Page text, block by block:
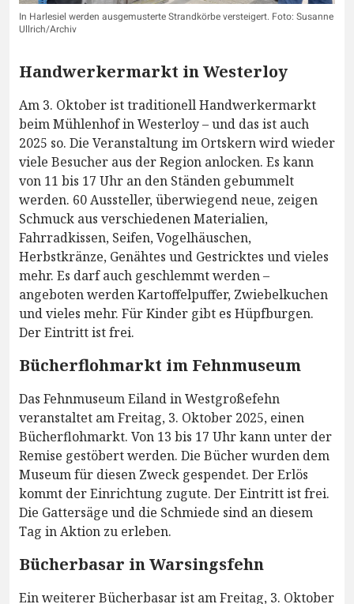
In Harlesiel werden ausgemusterte Strandkörbe versteigert. Foto: Susanne
Ullrich/Archiv
Handwerkermarkt in Westerloy
Am 3. Oktober ist traditionell Handwerkermarkt
beim Mühlenhof in Westerloy – und das ist auch
2025 so. Die Veranstaltung im Ortskern wird wieder
viele Besucher aus der Region anlocken. Es kann
von 11 bis 17 Uhr an den Ständen gebummelt
werden. 60 Aussteller, überwiegend neue, zeigen
Schmuck aus verschiedenen Materialien,
Fahrradkissen, Seifen, Vogelhäuschen,
Herbstkränze, Genähtes und Gestricktes und vieles
mehr. Es darf auch geschlemmt werden –
angeboten werden Kartoffelpuffer, Zwiebelkuchen
und vieles mehr. Für Kinder gibt es Hüpfburgen.
Der Eintritt ist frei.
Bücherflohmarkt im Fehnmuseum
Das Fehnmuseum Eiland in Westgroßefehn
veranstaltet am Freitag, 3. Oktober 2025, einen
Bücherflohmarkt. Von 13 bis 17 Uhr kann unter der
Remise gestöbert werden. Die Bücher wurden dem
Museum für diesen Zweck gespendet. Der Erlös
kommt der Einrichtung zugute. Der Eintritt ist frei.
Die Gattersäge und die Schmiede sind an diesem
Tag in Aktion zu erleben.
Bücherbasar in Warsingsfehn
Ein weiterer Bücherbasar ist am Freitag, 3. Oktober